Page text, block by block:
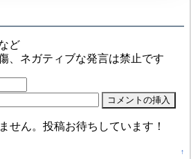
ど
、ネガティブな発言は禁止です
せん。投稿お待ちしています！
↑